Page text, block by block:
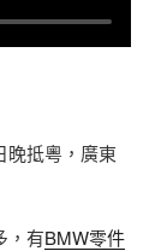
晚抵粵，廣東
，有BMW零件